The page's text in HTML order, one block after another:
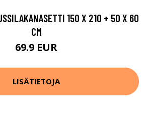
150 X 210 + 50 X 60
CM
69.9 EUR
LISÄTIETOJA